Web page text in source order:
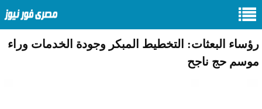
رؤساء البعثات: التخطيط المبكر وجودة الخدمات وراء
موسم حج ناجح